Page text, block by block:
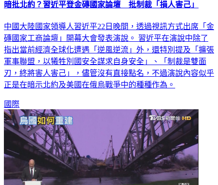
暗批北約？習近平登金磚國家論壇 批制裁「損人害己」
中國大陸國家領導人習近平22日晚間，透過視訊方式出席「金
磚國家工商論壇」開幕大會發表演說。 習近平在演說中除了
指出當前經濟全球化遭遇「逆風逆流」外，還特別提及「擴張
軍事聯盟，以犧牲別國安全謀求自身安全」、「制裁是雙面
刃，終將害人害己」，儘管沒有直接點名，不過演說內容似乎
正是在暗示北約及美國在俄烏戰爭中的種種作為。
國際